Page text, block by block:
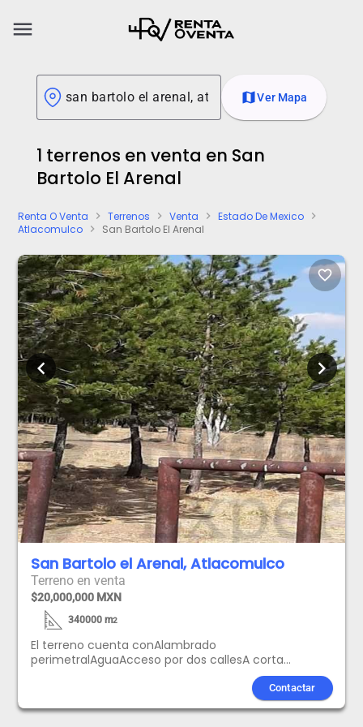
menu
mapVer Mapa
1 terrenos en venta en San
Bartolo El Arenal
Renta O Venta chevron_right Terrenos chevron_right Venta chevron_right Estado De Mexico chevron_right
Atlacomulco chevron_right San Bartolo El Arenal
favorite_border
chevron_left chevron_right
San Bartolo el Arenal, Atlacomulco
Terreno en venta
$20,000,000 MXN
340000m2
El terreno cuenta conAlambrado
perimetralAguaAcceso por dos callesA corta
distancia de la Carretera libre Atlacomulco-
Acambay (Carretera 57)Casa-Bodega de 400
M2Escriturados los 340,000 metros mas alrededor
de 50,000 metros anexos sin escritura (los cuales
Contactar